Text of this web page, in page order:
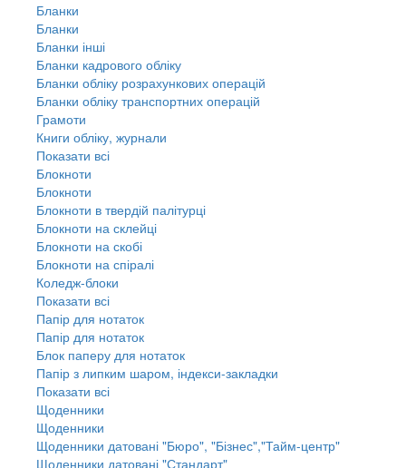
Бланки
Бланки
Бланки інші
Бланки кадрового обліку
Бланки обліку розрахункових операцій
Бланки обліку транспортних операцій
Грамоти
Книги обліку, журнали
Показати всі
Блокноти
Блокноти
Блокноти в твердій палітурці
Блокноти на склейці
Блокноти на скобі
Блокноти на спіралі
Коледж-блоки
Показати всі
Папір для нотаток
Папір для нотаток
Блок паперу для нотаток
Папір з липким шаром, індекси-закладки
Показати всі
Щоденники
Щоденники
Щоденники датовані "Бюро", "Бізнес","Тайм-центр"
Щоденники датовані "Стандарт"